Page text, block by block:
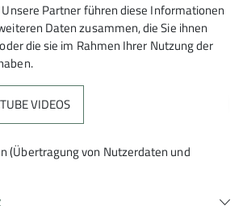
alle Gäste auf unserer neuen
Schaut euch gerne um. Wir
lieber raus gehen oder in die
Partner führen diese Informationen
Daten zusammen, die Sie ihnen
die sie im Rahmen Ihrer Nutzung der
VIDEOS
(Übertragung von Nutzerdaten und